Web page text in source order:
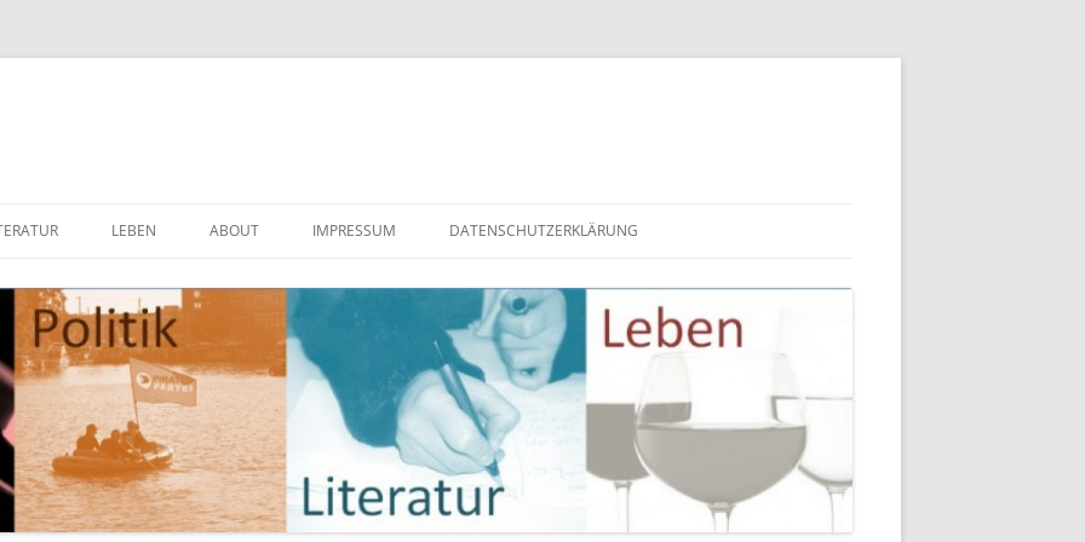
LEBEN ABOUT IMPRESSUM DATENSCHUTZERKLÄRUNG